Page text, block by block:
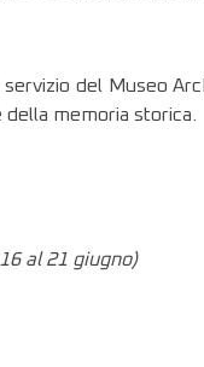
del Museo
memoria storica.
al 21 giugno)